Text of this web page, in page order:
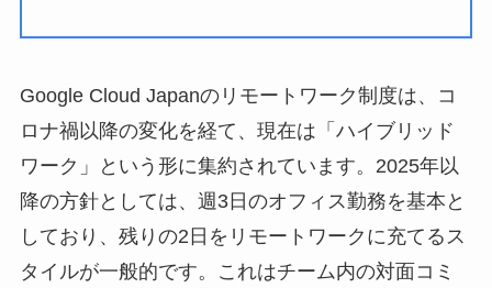
Google Cloud Japanのリモートワーク制度は、コ
ロナ禍以降の変化を経て、現在は「ハイブリッド
ワーク」という形に集約されています。2025年以
降の方針としては、週3日のオフィス勤務を基本と
しており、残りの2日をリモートワークに充てるス
タイルが一般的です。これはチーム内の対面コミ